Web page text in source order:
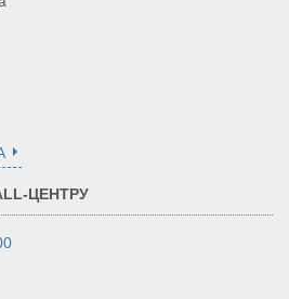
ЦЕНТРУ